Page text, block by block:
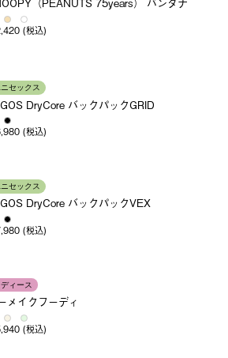
(税込)
セックス
DryCore バックパックGRID
(税込)
セックス
DryCore バックパックVEX
(税込)
ディース
メイクフーディ
(税込)